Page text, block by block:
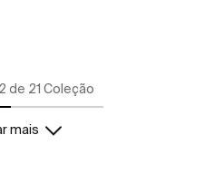
de 21 Coleção
mais